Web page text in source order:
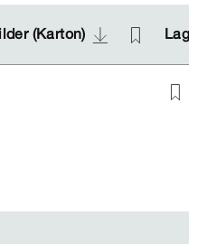
(Karton)
(Karton)